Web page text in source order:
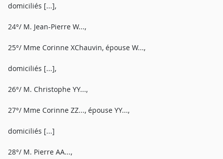
domiciliés [...],
24°/ M. Jean-Pierre W...,
25°/ Mme Corinne XChauvin, épouse W...,
domiciliés [...],
26°/ M. Christophe YY...,
27°/ Mme Corinne ZZ..., épouse YY...,
domiciliés [...]
28°/ M. Pierre AA...,